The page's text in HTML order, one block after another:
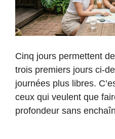
Cinq jours permettent
trois premiers jours ci-
journées plus libres.
ceux qui veulent que
profondeur sans